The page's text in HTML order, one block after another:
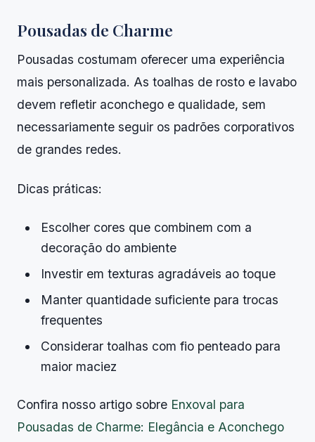
Pousadas de Charme
Pousadas costumam oferecer uma experiência
mais personalizada. As toalhas de rosto e lavabo
devem refletir aconchego e qualidade, sem
necessariamente seguir os padrões corporativos
de grandes redes.
Dicas práticas:
Escolher cores que combinem com a
decoração do ambiente
Investir em texturas agradáveis ao toque
Manter quantidade suficiente para trocas
frequentes
Considerar toalhas com fio penteado para
maior maciez
Confira nosso artigo sobre Enxoval para
Pousadas de Charme: Elegância e Aconchego